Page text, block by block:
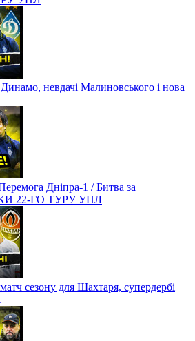
невдачі Малиновського і нова
Дніпра-1 / Битва за
22-ГО ТУРУ УПЛ
сезону для Шахтаря, супердербі